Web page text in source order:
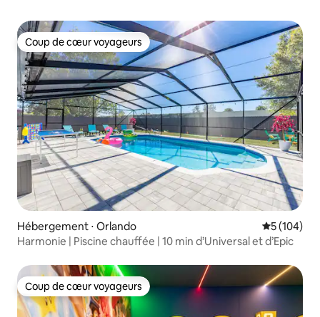
Coup de cœur voyageurs
Coup de cœur voyageurs
Hébergement ⋅ Orlando Évaluation
5 (104)
Harmonie | Piscine chauffée | 10 min d’Universal et d’Epic
Coup de cœur voyageurs
Coup de cœur voyageurs